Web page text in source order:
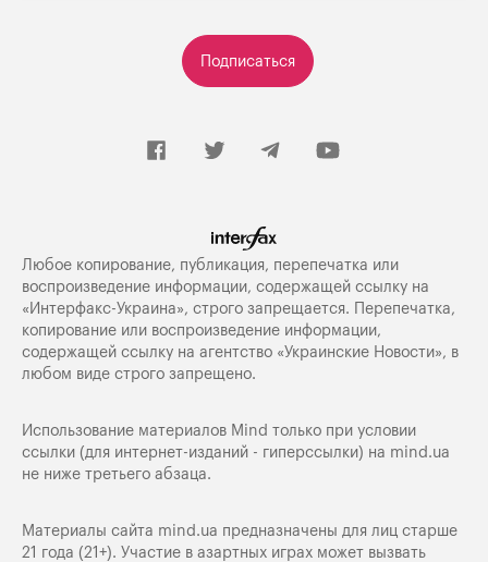
Подписаться
Любое копирование, публикация, перепечатка или
воспроизведение информации, содержащей ссылку на
«Интерфакс-Украина», строго запрещается. Перепечатка,
копирование или воспроизведение информации,
содержащей ссылку на агентство «Украинские Новости», в
любом виде строго запрещено.
Использование материалов Mind только при условии
ссылки (для интернет-изданий - гиперссылки) на mind.ua
не ниже третьего абзаца.
Материалы сайта mind.ua предназначены для лиц старше
21 года (21+). Участие в азартных играх может вызвать